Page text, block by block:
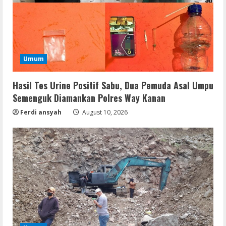
Umum
Hasil Tes Urine Positif Sabu, Dua Pemuda Asal Umpu
Semenguk Diamankan Polres Way Kanan
Ferdi ansyah August 10, 2026